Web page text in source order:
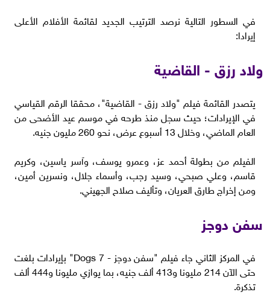
في السطور التالية نرصد الترتيب الجديد لقائمة الأفلام الأعلى
إيرادا:
ولاد رزق - القاضية
يتصدر القائمة فيلم "ولاد رزق - القاضية"، محققا الرقم القياسي
في الإيرادات؛ حيث سجل منذ طرحه في موسم عيد الأضحى من
العام الماضي، وخلال 13 أسبوع عرض، نحو 260 مليون جنيه.
الفيلم من بطولة أحمد عز، وعمرو يوسف، وآسر ياسين، وكريم
قاسم، وعلي صبحي، وسيد رجب، وأسماء جلال، ونسرين أمين،
ومن إخراج طارق العريان، وتأليف صلاح الجهيني.
سفن دوجز
في المركز الثاني جاء فيلم "سفن دوجز - 7 Dogs" بإيرادات بلغت
حتى الآن 214 مليونا و413 ألف جنيه، بما يوازي مليونا و444 ألف
تذكرة.